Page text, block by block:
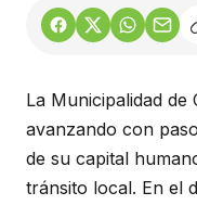
La Municipalidad
avanzando con
de su capital
tránsito local. En el